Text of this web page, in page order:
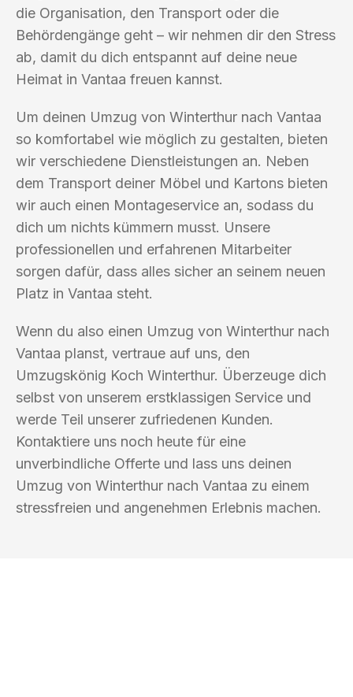
die Organisation, den Transport oder die
Behördengänge geht – wir nehmen dir den Stress
ab, damit du dich entspannt auf deine neue
Heimat in Vantaa freuen kannst.
Um deinen Umzug von Winterthur nach Vantaa
so komfortabel wie möglich zu gestalten, bieten
wir verschiedene Dienstleistungen an. Neben
dem Transport deiner Möbel und Kartons bieten
wir auch einen Montageservice an, sodass du
dich um nichts kümmern musst. Unsere
professionellen und erfahrenen Mitarbeiter
sorgen dafür, dass alles sicher an seinem neuen
Platz in Vantaa steht.
Wenn du also einen Umzug von Winterthur nach
Vantaa planst, vertraue auf uns, den
Umzugskönig Koch Winterthur. Überzeuge dich
selbst von unserem erstklassigen Service und
werde Teil unserer zufriedenen Kunden.
Kontaktiere uns noch heute für eine
unverbindliche Offerte und lass uns deinen
Umzug von Winterthur nach Vantaa zu einem
stressfreien und angenehmen Erlebnis machen.